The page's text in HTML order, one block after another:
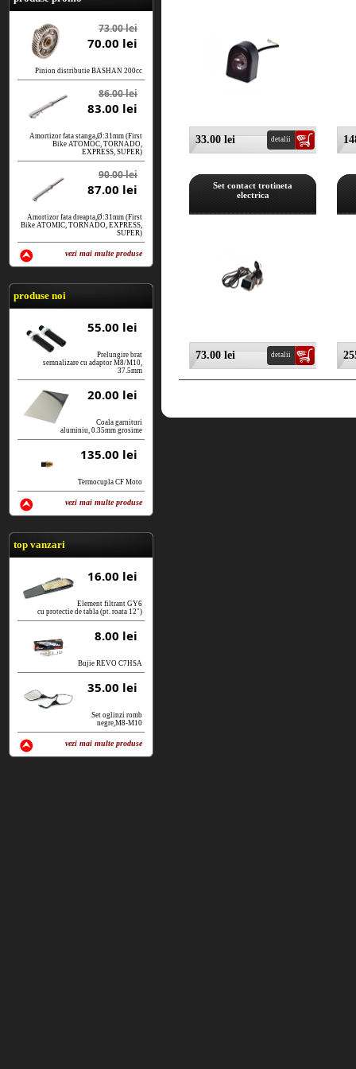
73.00 lei
70.00 lei
Pinion distributie BASHAN 200cc
86.00 lei
83.00 lei
Amortizor fata stanga,Ø:31mm (First
Bike ATOMOC, TORNADO,
EXPRESS, SUPER)
90.00 lei
87.00 lei
Amortizor fata dreapta,Ø:31mm (First
Bike ATOMIC, TORNADO, EXPRESS,
SUPER)
vezi mai multe produse
vezi produse
produse noi
55.00 lei
Prelungire brat
semnalizare cu adaptor M8/M10,
37.5mm
20.00 lei
Coala garnituri
aluminiu, 0.35mm grosime
135.00 lei
Termocupla CF Moto
vezi mai multe produse
vezi produse
top vanzari
16.00 lei
Element filtrant GY6
cu protectie de tabla (pt. roata 12")
8.00 lei
Bujie REVO C7HSA
35.00 lei
Set oglinzi romb
negre,M8-M10
vezi mai multe produse
vezi produse
33.00 lei detalii
Set contact trotineta
electrica
73.00 lei detalii